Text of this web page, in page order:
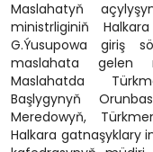
Maslahatyň
ministrliginiň
G.Ýusupowa giriş
maslahata gelen
Maslahatda
Başlygynyň
Meredowyň,
Halkara gatnaşyklary